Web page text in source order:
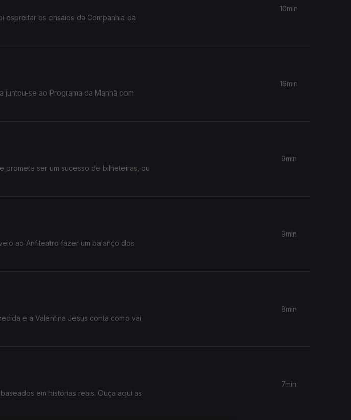
espreitar os ensaios da Companhia da
10min
se ao Programa da Manhã com
16min
promete ser um sucesso de bilheteiras, ou
9min
ao Anfiteatro fazer um balanço dos
9min
e a Valentina Jesus conta como vai
8min
em histórias reais. Ouça aqui as
7min